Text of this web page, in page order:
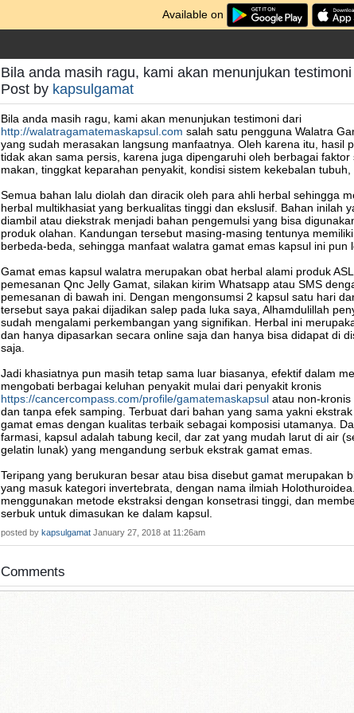
Available on
Bila anda masih ragu, kami akan menunjukan
Post by kapsulgamat
Bila anda masih ragu, kami akan menunjukan testimoni dari
http://walatragamatemaskapsul.com salah satu pengguna Walatra
yang sudah merasakan langsung manfaatnya. Oleh karena itu, hasil
tidak akan sama persis, karena juga dipengaruhi oleh berbagai faktor
makan, tinggkat keparahan penyakit, kondisi sistem kekebalan tubuh,
Semua bahan lalu diolah dan diracik oleh para ahli herbal sehingga
herbal multikhasiat yang berkualitas tinggi dan ekslusif. Bahan inilah
diambil atau diekstrak menjadi bahan pengemulsi yang bisa
produk olahan. Kandungan tersebut masing-masing tentunya
berbeda-beda, sehingga manfaat walatra gamat emas kapsul ini pun
Gamat emas kapsul walatra merupakan obat herbal alami produk
pemesanan Qnc Jelly Gamat, silakan kirim Whatsapp atau SMS
pemesanan di bawah ini. Dengan mengonsumsi 2 kapsul satu hari
tersebut saya pakai dijadikan salep pada luka saya, Alhamdulillah
sudah mengalami perkembangan yang signifikan. Herbal ini
dan hanya dipasarkan secara online saja dan hanya bisa didapat di
saja.
Jadi khasiatnya pun masih tetap sama luar biasanya, efektif dalam
mengobati berbagai keluhan penyakit mulai dari penyakit kronis
https://cancercompass.com/profile/gamatemaskapsul atau non-
dan tanpa efek samping. Terbuat dari bahan yang sama yakni
gamat emas dengan kualitas terbaik sebagai komposisi utamanya.
farmasi, kapsul adalah tabung kecil, dar zat yang mudah larut di air
gelatin lunak) yang mengandung serbuk ekstrak gamat emas.
Teripang yang berukuran besar atau bisa disebut gamat merupakan
yang masuk kategori invertebrata, dengan nama ilmiah
menggunakan metode ekstraksi dengan konsetrasi tinggi, dan
serbuk untuk dimasukan ke dalam kapsul.
posted by kapsulgamat January 27, 2018 at 11:26am
Comments